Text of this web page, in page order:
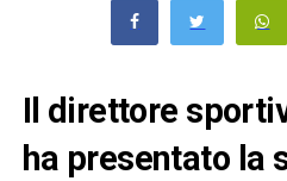
Il direttore
ha presentato la